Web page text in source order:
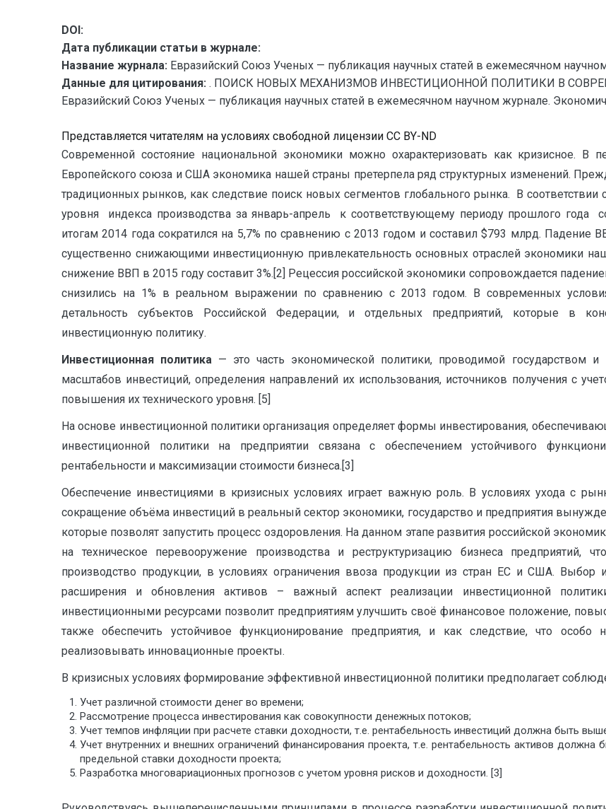
DOI:
Дата публикации статьи в журнале:
Название журнала: Евразийский Союз Ученых — публикация научных статей в ежемесячном
Данные для цитирования: . ПОИСК НОВЫХ МЕХАНИЗМОВ ИНВЕСТИЦИОННОЙ ПОЛИТИКИ В
Евразийский Союз Ученых — публикация научных статей в ежемесячном научном журнале.
Представляется читателям на условиях свободной лицензии CC BY-ND
Современной состояние национальной экономики можно охарактеризовать как кризисное. В
Европейского союза и США экономика нашей страны претерпела ряд структурных изменений.
традиционных рынков, как следствие поиск новых сегментов глобального рынка. В
уровня индекса производства за январь-апрель к соответствующему периоду прошлого года
итогам 2014 года сократился на 5,7% по сравнению с 2013 годом и составил $793 млрд. Падение
существенно снижающими инвестиционную привлекательность основных отраслей экономики
снижение ВВП в 2015 году составит 3%.[2] Рецессия российской экономики сопровождается
снизились на 1% в реальном выражении по сравнению с 2013 годом. В современных
детальность субъектов Российской Федерации, и отдельных предприятий, которые в
инвестиционную политику.
Инвестиционная политика — это часть экономической политики, проводимой государством
масштабов инвестиций, определения направлений их использования, источников получения с
повышения их технического уровня. [5]
На основе инвестиционной политики организация определяет формы инвестирования,
инвестиционной политики на предприятии связана с обеспечением устойчивого
рентабельности и максимизации стоимости бизнеса.[3]
Обеспечение инвестициями в кризисных условиях играет важную роль. В условиях ухода с
сокращение объёма инвестиций в реальный сектор экономики, государство и предприятия
которые позволят запустить процесс оздоровления. На данном этапе развития российской
на техническое перевооружение производства и реструктуризацию бизнеса предприятий,
производство продукции, в условиях ограничения ввоза продукции из стран ЕС и США. Выбор
расширения и обновления активов – важный аспект реализации инвестиционной
инвестиционными ресурсами позволит предприятиям улучшить своё финансовое положение,
также обеспечить устойчивое функционирование предприятия, и как следствие, что особо
реализовывать инновационные проекты.
В кризисных условиях формирование эффективной инвестиционной политики предполагает
Учет различной стоимости денег во времени;
Рассмотрение процесса инвестирования как совокупности денежных потоков;
Учет темпов инфляции при расчете ставки доходности, т.е. рентабельность инвестиций должна быть
Учет внутренних и внешних ограничений финансирования проекта, т.е. рентабельность активов
предельной ставки доходности проекта;
Разработка многовариационных прогнозов с учетом уровня рисков и доходности. [3]